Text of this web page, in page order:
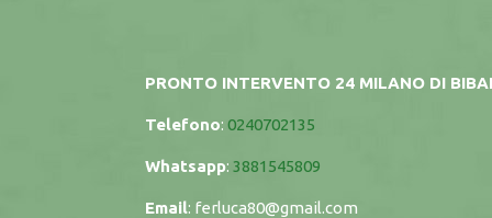
PRONTO INTERVENTO 24 MILANO DI
Telefono:0240702135
Whatsapp:3881545809
Email: ferluca80@gmail.com